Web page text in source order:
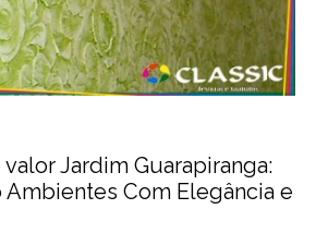
Jardim Guarapiranga:
Ambientes Com Elegância e